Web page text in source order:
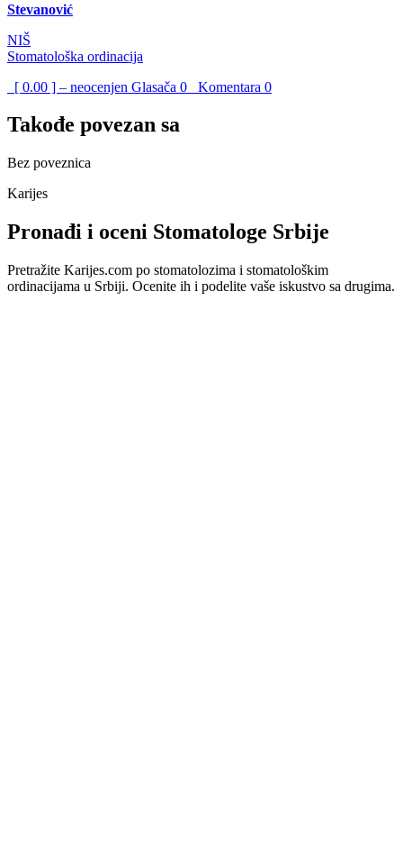
Stevanović
NIŠ
Stomatološka ordinacija
[ 0.00 ] – neocenjen Glasača 0 Komentara 0
Takođe povezan sa
Bez poveznica
Karijes
Pronađi i oceni Stomatologe Srbije
Pretražite Karijes.com po stomatolozima i stomatološkim
ordinacijama u Srbiji. Ocenite ih i podelite vaše iskustvo sa drugima.